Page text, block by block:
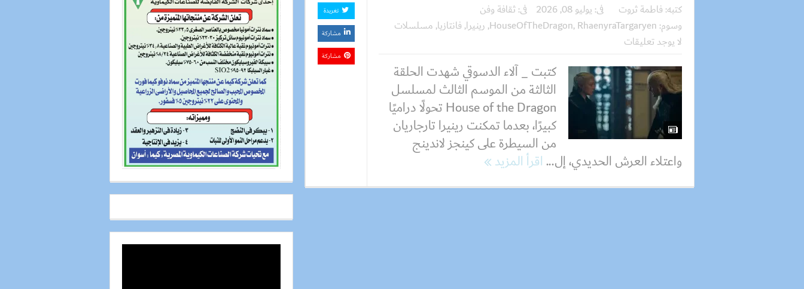
كتبه: فاطمة ثروت فى: يوليو 08, 2026 فى:ثقافة وفن
وسوم:
HouseOfTheDragon,RhaenyraTargaryen
, رينيرا, فانتازيا, مسلسلات
لا يوجد تعليقات
كتبت _ آلاء الدسوقي شهدت الحلقة
الثالثة من الموسم الثالث لمسلسل
House of the Dragon تحولًا دراميًا
كبيرًا، بعدما تمكنت رينيرا تارجاريان
من السيطرة على كينجز لاندينج
واعتلاء العرش الحديدي، إل...اقرأ المزيد
تغريدة
مشاركة
مشاركة